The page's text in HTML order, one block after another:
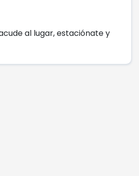
al lugar, estaciónate y